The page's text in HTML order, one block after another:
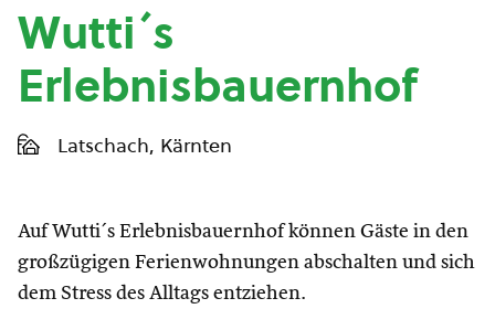
Wutti´s
Erlebnisbauernhof
Latschach, Kärnten
Auf Wutti´s Erlebnisbauernhof können Gäste in den
großzügigen Ferienwohnungen abschalten und sich
dem Stress des Alltags entziehen.